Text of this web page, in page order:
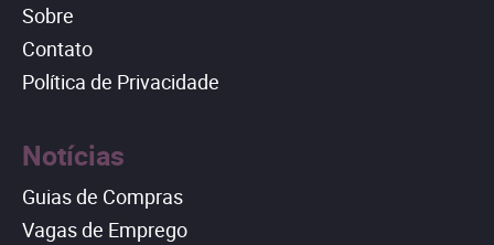
Sobre
Contato
Política de Privacidade
Notícias
Guias de Compras
Vagas de Emprego